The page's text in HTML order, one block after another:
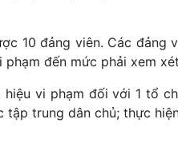
10 đảng viên. Các đảng
đến mức phải xem
vi phạm đối với 1 tổ
trung dân chủ; thực